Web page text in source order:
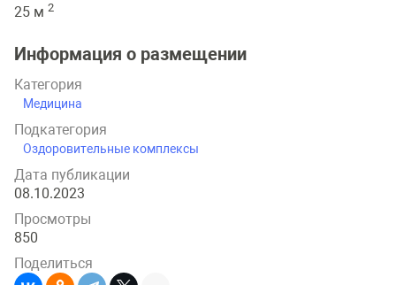
25 м 2
Информация о размещении
Категория
Медицина
Подкатегория
Оздоровительные комплексы
Дата публикации
08.10.2023
Просмотры
850
Поделиться